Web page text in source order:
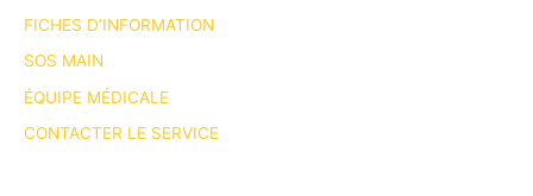
FICHES D’INFORMATION
SOS MAIN
ÉQUIPE MÉDICALE
CONTACTER LE SERVICE